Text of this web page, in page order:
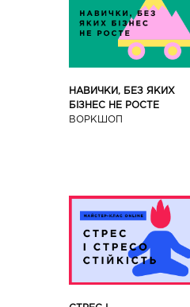
НАВИЧКИ, БЕЗ ЯКИХ
БІЗНЕС НЕ РОСТЕ
ВОРКШОП